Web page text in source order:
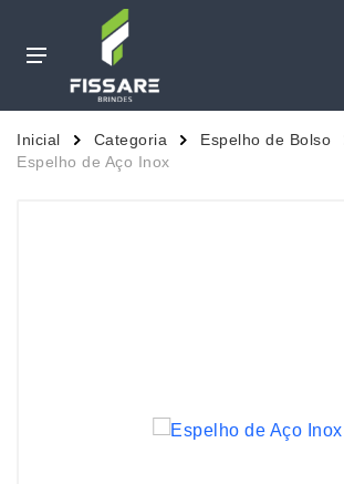
Inicial Categoria
Espelho de Bolso
Espelho de Aço Inox